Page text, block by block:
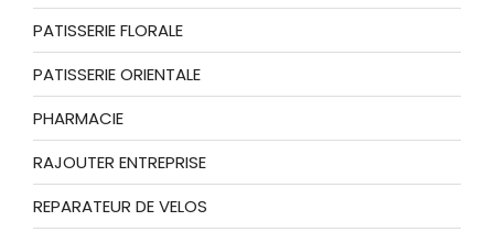
PATISSERIE FLORALE
PATISSERIE ORIENTALE
PHARMACIE
RAJOUTER ENTREPRISE
REPARATEUR DE VELOS